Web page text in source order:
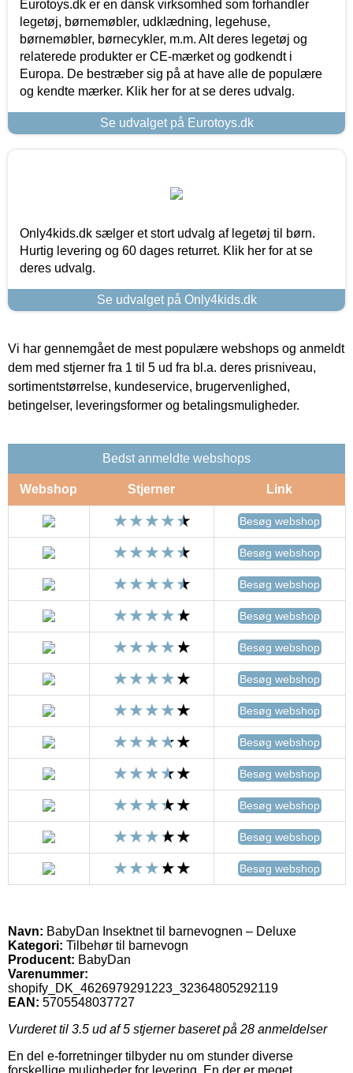
Eurotoys.dk er en dansk virksomhed som forhandler
legetøj, børnemøbler, udklædning, legehuse,
børnemøbler, børnecykler, m.m. Alt deres legetøj og
relaterede produkter er CE-mærket og godkendt i
Europa. De bestræber sig på at have alle de populære
og kendte mærker. Klik her for at se deres udvalg.
Se udvalget på Eurotoys.dk
Only4kids.dk sælger et stort udvalg af legetøj til børn.
Hurtig levering og 60 dages returret. Klik her for at se
deres udvalg.
Se udvalget på Only4kids.dk
Vi har gennemgået de mest populære webshops og anmeldt
dem med stjerner fra 1 til 5 ud fra bl.a. deres prisniveau,
sortimentstørrelse, kundeservice, brugervenlighed,
betingelser, leveringsformer og betalingsmuligheder.
Bedst anmeldte webshops
Webshop Stjerner Link
Besøg webshop
Besøg webshop
Besøg webshop
Besøg webshop
Besøg webshop
Besøg webshop
Besøg webshop
Besøg webshop
Besøg webshop
Besøg webshop
Besøg webshop
Besøg webshop
Navn: BabyDan Insektnet til barnevognen – Deluxe
Kategori: Tilbehør til barnevogn
Producent: BabyDan
Varenummer:
shopify_DK_4626979291223_32364805292119
EAN: 5705548037727
Vurderet til 3.5 ud af 5 stjerner baseret på 28 anmeldelser
En del e-forretninger tilbyder nu om stunder diverse
forskellige muligheder for levering. En der er meget